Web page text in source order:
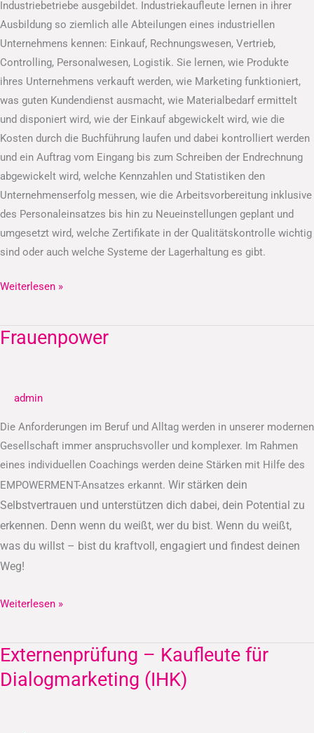
Industriebetriebe ausgebildet. Industriekaufleute lernen in ihrer
Ausbildung so ziemlich alle Abteilungen eines industriellen
Unternehmens kennen: Einkauf, Rechnungswesen, Vertrieb,
Controlling, Personalwesen, Logistik. Sie lernen, wie Produkte
ihres Unternehmens verkauft werden, wie Marketing funktioniert,
was guten Kundendienst ausmacht, wie Materialbedarf ermittelt
und disponiert wird, wie der Einkauf abgewickelt wird, wie die
Kosten durch die Buchführung laufen und dabei kontrolliert werden
und ein Auftrag vom Eingang bis zum Schreiben der Endrechnung
abgewickelt wird, welche Kennzahlen und Statistiken den
Unternehmenserfolg messen, wie die Arbeitsvorbereitung inklusive
des Personaleinsatzes bis hin zu Neueinstellungen geplant und
umgesetzt wird, welche Zertifikate in der Qualitätskontrolle wichtig
sind oder auch welche Systeme der Lagerhaltung es gibt.
Weiterlesen »
Frauenpower
admin
Die Anforderungen im Beruf und Alltag werden in unserer modernen
Gesellschaft immer anspruchsvoller und komplexer. Im Rahmen
eines individuellen Coachings werden deine Stärken mit Hilfe des
EMPOWERMENT-Ansatzes erkannt. Wir stärken dein
Selbstvertrauen und unterstützen dich dabei, dein Potential zu
erkennen. Denn wenn du weißt, wer du bist. Wenn du weißt,
was du willst – bist du kraftvoll, engagiert und findest deinen
Weg!
Frauenpower
Weiterlesen »
Externenprüfung – Kaufleute für
Dialogmarketing (IHK)
Externenprüfung
–
Kaufleute